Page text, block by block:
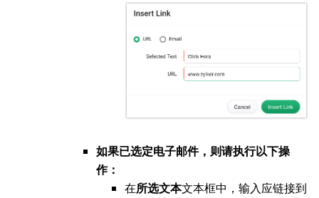
如果已选定电子邮件，则请执行以下操
作：
在所选文本文本框中，输入应链接到